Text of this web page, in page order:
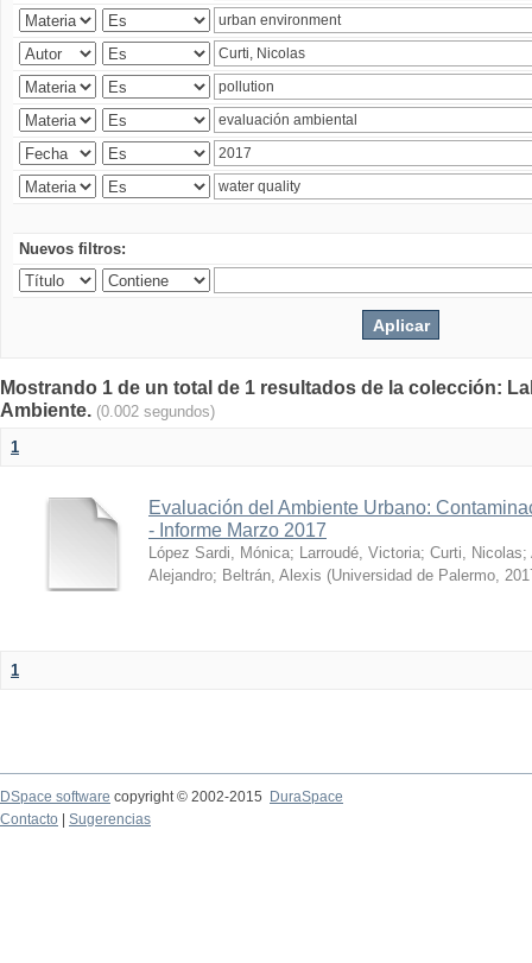
Nuevos filtros:
Mostrando 1 de un total de 1 resultados de la colección:
Ambiente. (0.002 segundos)
1
Evaluación del Ambiente Urbano:
- Informe Marzo 2017
López Sardi, Mónica; Larroudé, Victoria; Curti, Nicolas;
Alejandro; Beltrán, Alexis (Universidad de Palermo,
1
DSpace software copyright © 2002-2015
DuraSpace
Contacto
Sugerencias